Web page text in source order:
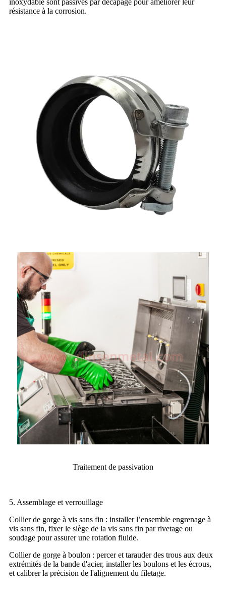
inoxydable sont passivés par décapage pour améliorer leur
résistance à la corrosion.
Traitement de passivation
5. Assemblage et verrouillage
Collier de gorge à vis sans fin : installer l’ensemble engrenage à
vis sans fin, fixer le siège de la vis sans fin par rivetage ou
soudage pour assurer une rotation fluide.
Collier de gorge à boulon : percer et tarauder des trous aux deux
extrémités de la bande d'acier, installer les boulons et les écrous,
et calibrer la précision de l'alignement du filetage.